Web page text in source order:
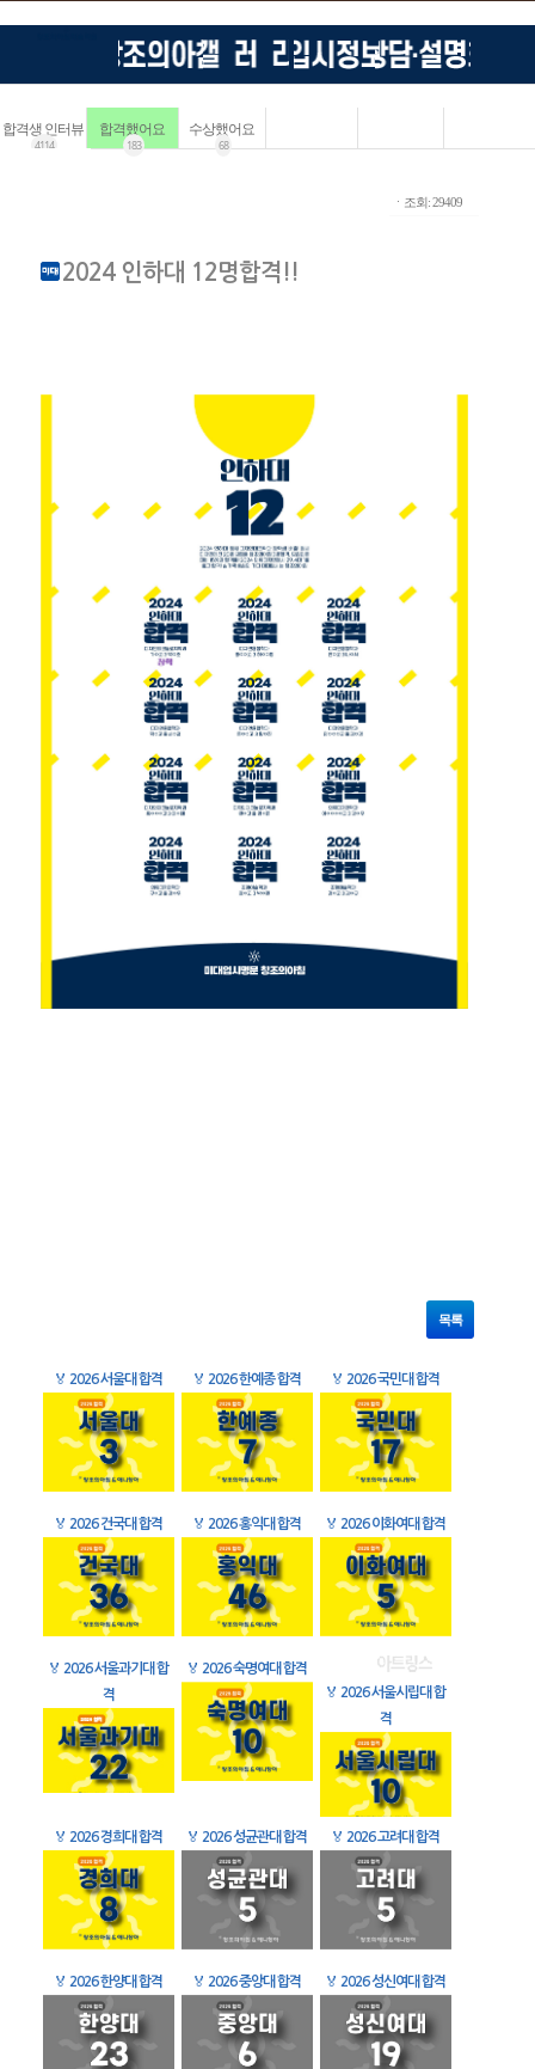
합격생 인터뷰
4114
합격했어요
183
수상했어요
68
ㆍ조회: 29409
2024 인하대 12명합격!!
목록
🏅 2026 서울대 합격 🏅 2026 한예종 합격 🏅 2026 국민대 합격
🏅 2026 건국대 합격 🏅 2026 홍익대 합격 🏅 2026 이화여대 합격
🏅 2026 서울과기대 합
격
🏅 2026 숙명여대 합격
🏅 2026 서울시립대 합
격
🏅 2026 경희대 합격 🏅 2026 성균관대 합격 🏅 2026 고려대 합격
🏅 2026 한양대 합격 🏅 2026 중앙대 합격 🏅 2026 성신여대 합격